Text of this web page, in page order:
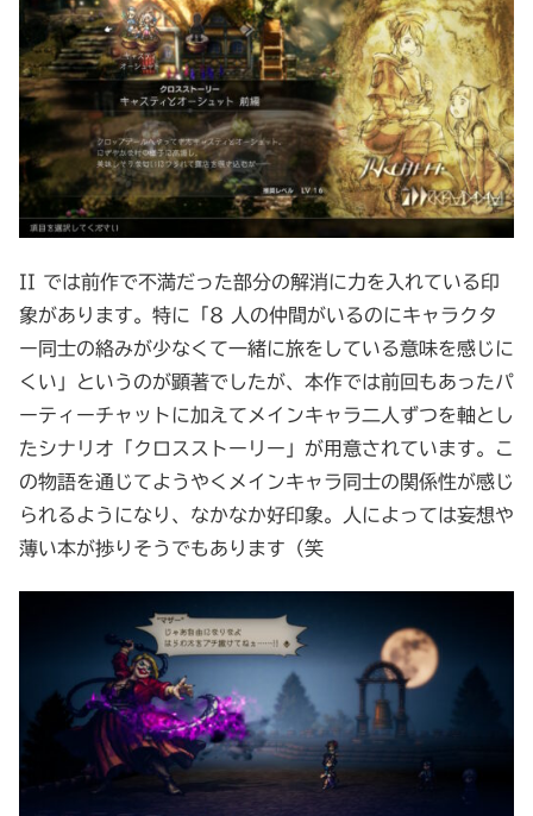
II では前作で不満だった部分の解消に力を入れている印
象があります。特に「8 人の仲間がいるのにキャラクタ
ー同士の絡みが少なくて一緒に旅をしている意味を感じに
くい」というのが顕著でしたが、本作では前回もあったパ
ーティーチャットに加えてメインキャラ二人ずつを軸とし
たシナリオ「クロスストーリー」が用意されています。こ
の物語を通じてようやくメインキャラ同士の関係性が感じ
られるようになり、なかなか好印象。人によっては妄想や
薄い本が捗りそうでもあります（笑